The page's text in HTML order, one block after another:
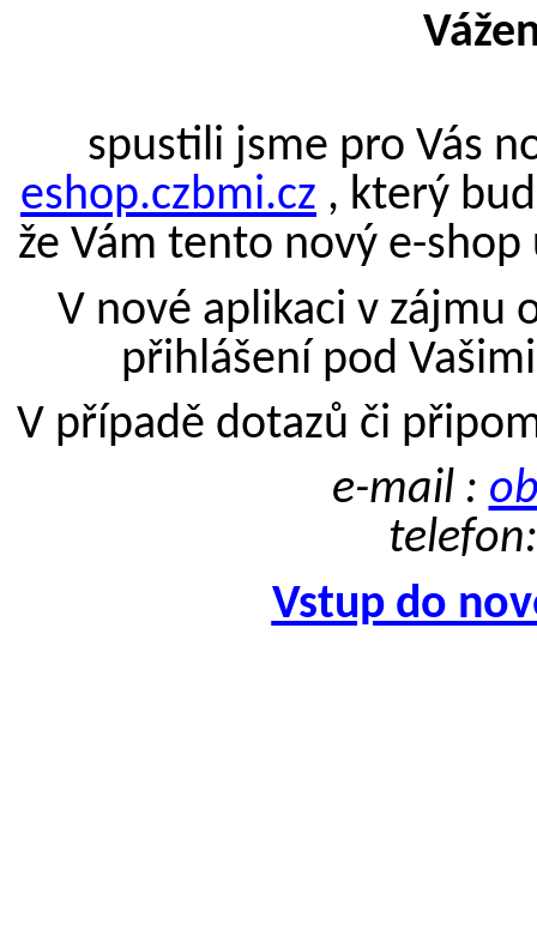
spustili jsme pro Vás
eshop.czbmi.cz , který
že Vám tento nový e-shop
V nové aplikaci v zájmu
přihlášení pod
V případě dotazů či
e-mail :
Vstup do